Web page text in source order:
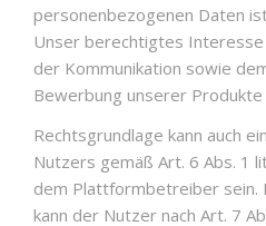
personenbezogenen Daten
Unser berechtigtes
der Kommunikation sowie
Bewerbung unserer Produkte
Rechtsgrundlage kann auch
Nutzers gemäß Art. 6 Abs. 1
dem Plattformbetreiber sein.
kann der Nutzer nach Art. 7